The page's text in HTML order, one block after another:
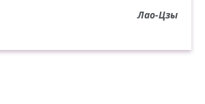
Лао-Цзы